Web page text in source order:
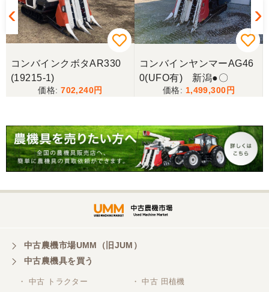
コンバインクボタAR330
(19215-1)
702,240
コンバインヤンマーAG46
0(UFO有) 新潟●〇
1,499,300
中古農機市場UMM（旧JUM）
中古農機具を買う
・ 中古 トラクター ・ 中古 田植機